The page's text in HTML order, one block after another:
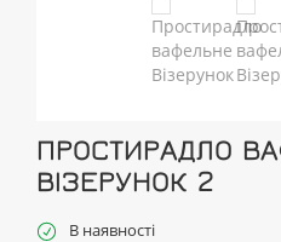
ПРОСТИРАДЛО
ВІЗЕРУНОК 2
В наявності